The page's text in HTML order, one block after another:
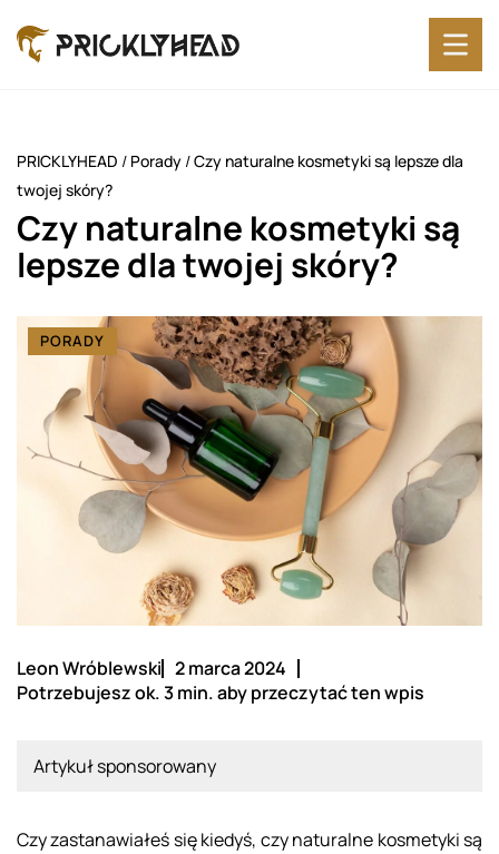
PRICKLYHEAD / Porady /Czy naturalne kosmetyki są lepsze dla
twojej skóry?
Czy naturalne kosmetyki są
lepsze dla twojej skóry?
PORADY
Leon Wróblewski 2 marca 2024
Potrzebujesz ok. 3 min. aby przeczytać ten wpis
Artykuł sponsorowany
Czy zastanawiałeś się kiedyś, czy naturalne kosmetyki są